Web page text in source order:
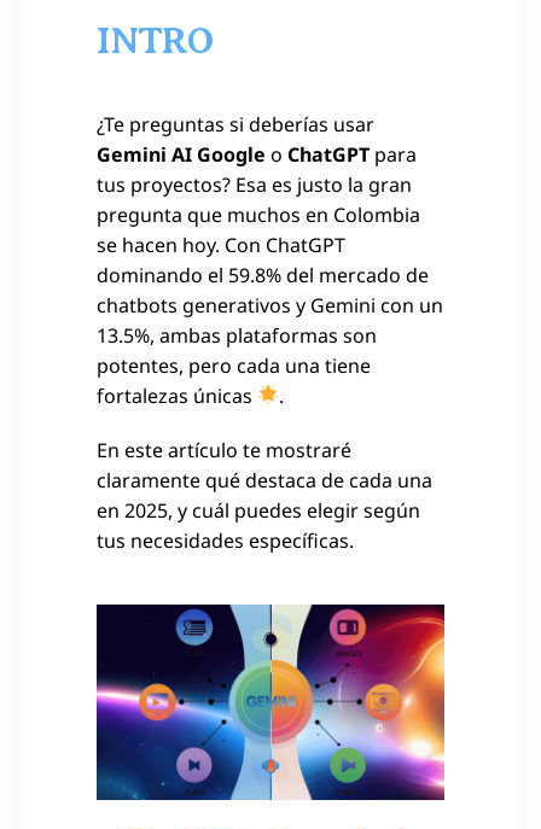
INTRO
¿Te preguntas si deberías usar
Gemini AI Google o ChatGPT para
tus proyectos? Esa es justo la gran
pregunta que muchos en Colombia
se hacen hoy. Con ChatGPT
dominando el 59.8% del mercado de
chatbots generativos y Gemini con un
13.5%, ambas plataformas son
potentes, pero cada una tiene
fortalezas únicas
.
En este artículo te mostraré
claramente qué destaca de cada una
en 2025, y cuál puedes elegir según
tus necesidades específicas.